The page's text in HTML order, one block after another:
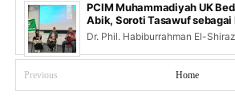
PCIM Muhammadiyah UK
Abik, Soroti Tasawuf sebagai
Dr. Phil. Habiburrahman El-
Previous Home